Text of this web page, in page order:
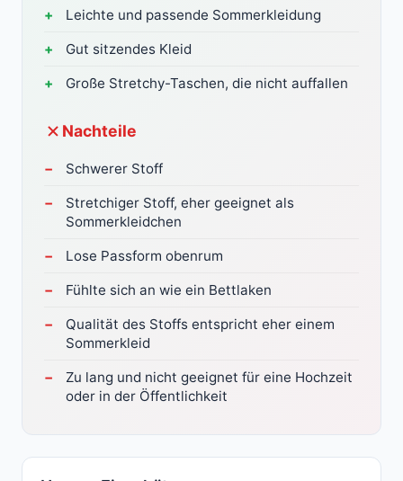
Leichte und passende Sommerkleidung
Gut sitzendes Kleid
Große Stretchy-Taschen, die nicht auffallen
Nachteile
Schwerer Stoff
Stretchiger Stoff, eher geeignet als
Sommerkleidchen
Lose Passform obenrum
Fühlte sich an wie ein Bettlaken
Qualität des Stoffs entspricht eher einem
Sommerkleid
Zu lang und nicht geeignet für eine Hochzeit
oder in der Öffentlichkeit